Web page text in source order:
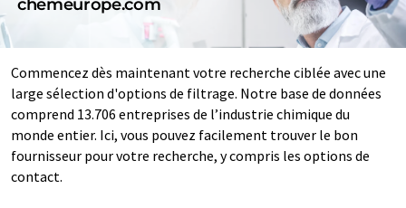
chemeurope.com
Commencez dès maintenant votre recherche ciblée avec une
large sélection d'options de filtrage. Notre base de données
comprend 13.706 entreprises de l’industrie chimique du
monde entier. Ici, vous pouvez facilement trouver le bon
fournisseur pour votre recherche, y compris les options de
contact.